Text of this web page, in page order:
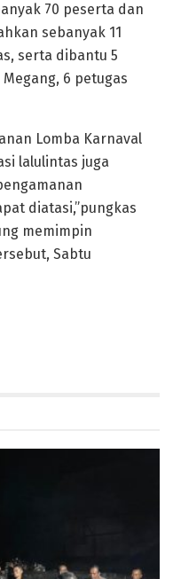
70 peserta dan
sebanyak 11
serta dibantu 5
6 petugas
Lomba Karnaval
lalulintas juga
diatasi,”pungkas
memimpin
Sabtu